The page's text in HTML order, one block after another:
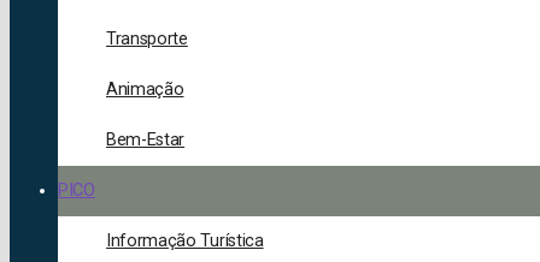
Transporte
Animação
Bem-Estar
PICO
Informação Turística